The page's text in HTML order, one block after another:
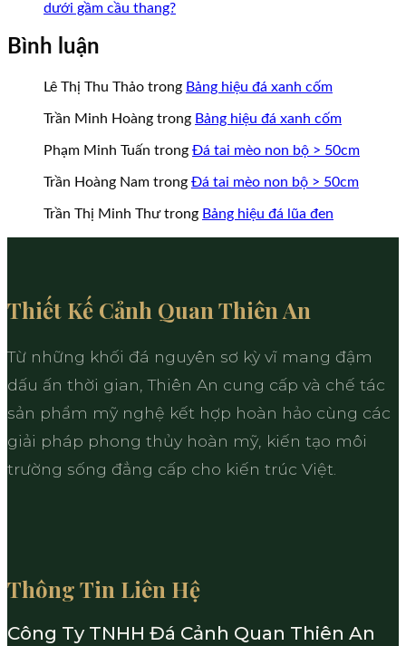
dưới gầm cầu thang?
Bình luận
Lê Thị Thu Thảo trong Bảng hiệu đá xanh cốm
Trần Minh Hoàng trong Bảng hiệu đá xanh cốm
Phạm Minh Tuấn trong Đá tai mèo non bộ > 50cm
Trần Hoàng Nam trong Đá tai mèo non bộ > 50cm
Trần Thị Minh Thưtrong Bảng hiệu đá lũa đen
Thiết Kế Cảnh Quan Thiên An
Từ những khối đá nguyên sơ kỳ vĩ mang đậm
dấu ấn thời gian, Thiên An cung cấp và chế tác
sản phẩm mỹ nghệ kết hợp hoàn hảo cùng các
giải pháp phong thủy hoàn mỹ, kiến tạo môi
trường sống đẳng cấp cho kiến trúc Việt.
Thông Tin Liên Hệ
Công Ty TNHH Đá Cảnh Quan Thiên An